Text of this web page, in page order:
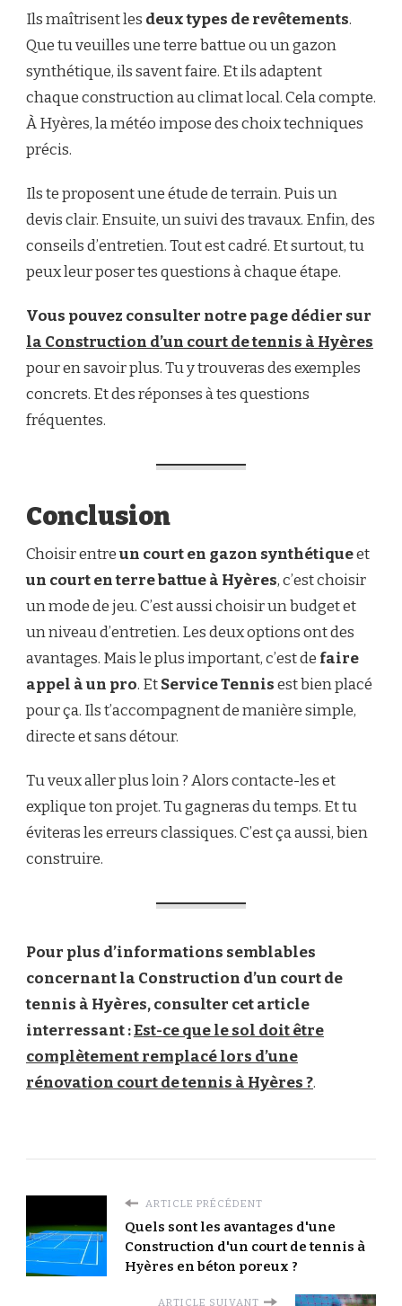
Ils maîtrisent les deux types de revêtements.
Que tu veuilles une terre battue ou un gazon
synthétique, ils savent faire. Et ils adaptent
chaque construction au climat local. Cela compte.
À Hyères, la météo impose des choix techniques
précis.
Ils te proposent une étude de terrain. Puis un
devis clair. Ensuite, un suivi des travaux. Enfin, des
conseils d’entretien. Tout est cadré. Et surtout, tu
peux leur poser tes questions à chaque étape.
Vous pouvez consulter notre page dédier sur
la Construction d’un court de tennis à Hyères
pour en savoir plus. Tu y trouveras des exemples
concrets. Et des réponses à tes questions
fréquentes.
Conclusion
Choisir entreun court en gazon synthétiqueet
un court en terre battue à Hyères, c’est choisir
un mode de jeu. C’est aussi choisir un budget et
un niveau d’entretien. Les deux options ont des
avantages. Mais le plus important, c’est de faire
appel à un pro. EtService Tennisest bien placé
pour ça. Ils t’accompagnent de manière simple,
directe et sans détour.
Tu veux aller plus loin ? Alors contacte-les et
explique ton projet. Tu gagneras du temps. Et tu
éviteras les erreurs classiques. C’est ça aussi, bien
construire.
Pour plus d’informations semblables
concernant la Construction d’un court de
tennis à Hyères, consulter cet article
interressant :Est-ce que le sol doit être
complètement remplacé lors d’une
rénovation court de tennis à Hyères ?.
ARTICLE PRÉCÉDENT
Quels sont les avantages d'une
Construction d'un court de tennis à
Hyères en béton poreux ?
ARTICLE SUIVANT